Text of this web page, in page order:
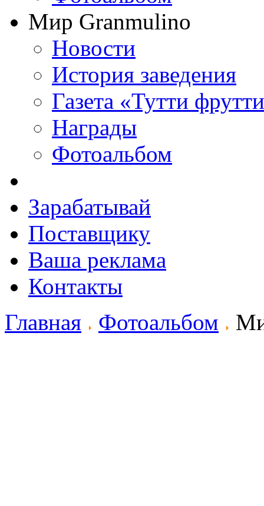
Мир Granmulino
Новости
История заведения
Газета «Тутти
Награды
Фотоальбом
Зарабатывай
Поставщику
Ваша реклама
Контакты
Главная
Фотоальбом